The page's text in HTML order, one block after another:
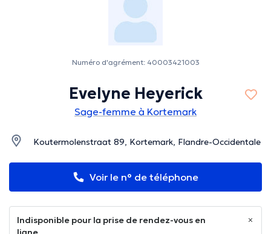
Numéro d'agrément: 40003421003
Evelyne Heyerick
Sage-femme à Kortemark
Koutermolenstraat 89, Kortemark, Flandre-Occidentale
Voir le n° de téléphone
Indisponible pour la prise de rendez-vous en